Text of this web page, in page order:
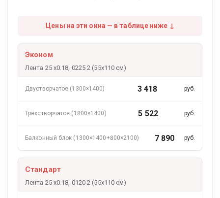
Цены на эти окна — в таблице ниже ↓
Эконом
Лента 25 х0.18, 0225 2 (55x110 см)
3 418 руб.
5 522 руб.
7 890 руб.
Стандарт
Лента 25 х0.18, 0120 2 (55x110 см)